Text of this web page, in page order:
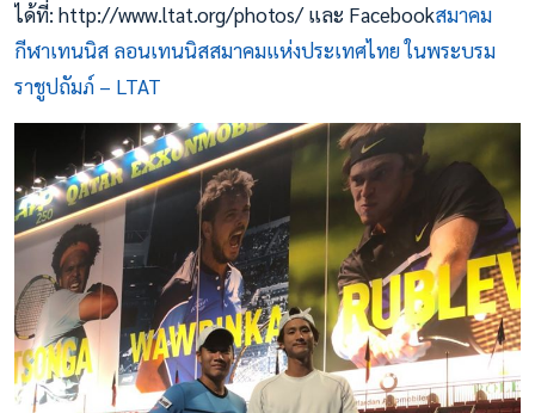
ได้ที่: http://www.ltat.org/photos/ และ Facebookสมาคม
กีฬาเทนนิส ลอนเทนนิสสมาคมแห่งประเทศไทย ในพระบรม
ราชูปถัมภ์ – LTAT